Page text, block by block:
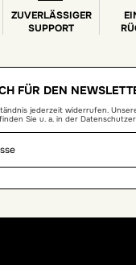
ZUVERLÄSSIGER
SUPPORT
FÜR DEN
jederzeit widerrufen.
Sie u. a. in der